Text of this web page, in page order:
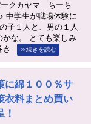
ークカヤマ ちーち
中学生が職場体験に
子１人と、男の１人
な。 とても楽しみ
≫続きを読む
に綿１００％サ
衣料まとめ買い